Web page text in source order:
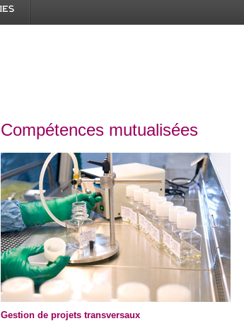
Compétences mutualisées
Gestion de projets transversaux